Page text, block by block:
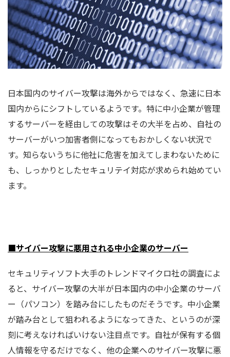
日本国内のサイバー攻撃は海外からではなく、急速に日本
国内からにシフトしているようです。特に中小企業が管理
するサーバーを経由しての攻撃はその大半を占め、自社の
サーバーがいつ加害者側になってもおかしくない状況で
す。知らないうちに他社に危害を加えてしまわないために
も、しっかりとしたセキュリテイ対応が求められ始めてい
ます。
■サイバー攻撃に悪用される中小企業のサーバー
セキュリティソフト大手のトレンドマイクロ社の調査によ
ると、サイバー攻撃の大半が日本国内の中小企業のサーバ
ー（パソコン）を踏み台にしたものだそうです。中小企業
が踏み台として狙われるようになってきた、というのが深
刻に考えなければいけない注目点です。自社が保有する個
人情報を守るだけでなく、他の企業へのサイバー攻撃に悪